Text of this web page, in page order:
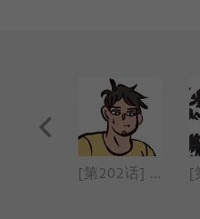
[第202话] 六块腹肌